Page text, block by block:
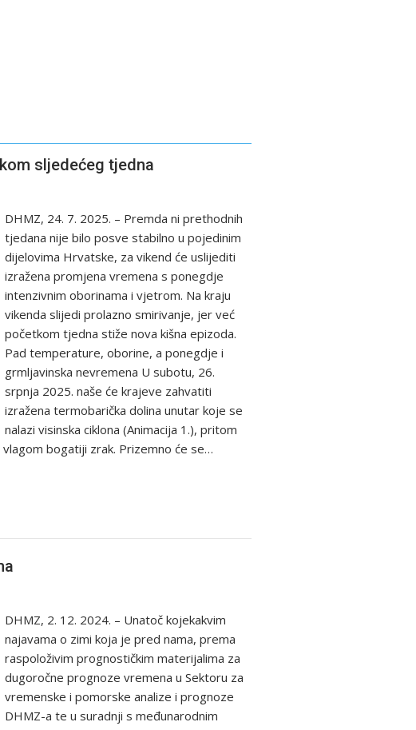
sljedećeg tjedna
DHMZ, 24. 7. 2025. – Premda ni prethodnih
tjedana nije bilo posve stabilno u pojedinim
dijelovima Hrvatske, za vikend će uslijediti
izražena promjena vremena s ponegdje
intenzivnim oborinama i vjetrom. Na kraju
vikenda slijedi prolazno smirivanje, jer već
početkom tjedna stiže nova kišna epizoda.
Pad temperature, oborine, a ponegdje i
grmljavinska nevremena U subotu, 26.
srpnja 2025. naše će krajeve zahvatiti
izražena termobarička dolina unutar koje se
nalazi visinska ciklona (Animacija 1.), pritom
bogatiji zrak. Prizemno će se…
DHMZ, 2. 12. 2024. – Unatoč kojekakvim
najavama o zimi koja je pred nama, prema
raspoloživim prognostičkim materijalima za
dugoročne prognoze vremena u Sektoru za
vremenske i pomorske analize i prognoze
DHMZ-a te u suradnji s međunarodnim